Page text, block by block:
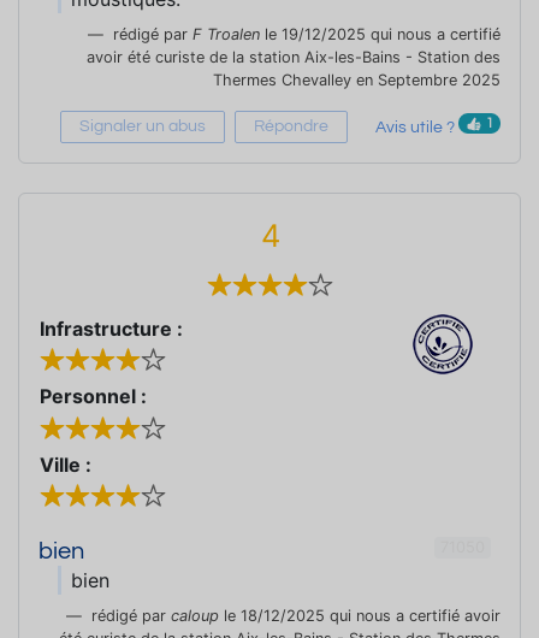
rédigé par F Troalen le 19/12/2025 qui nous a certifié
avoir été curiste de la station Aix-les-Bains - Station des
Thermes Chevalley en Septembre 2025
Signaler un abus Répondre Avis utile ? 1
4
Infrastructure :
Personnel :
Ville :
bien
bien
rédigé par caloup le 18/12/2025 qui nous a certifié avoir